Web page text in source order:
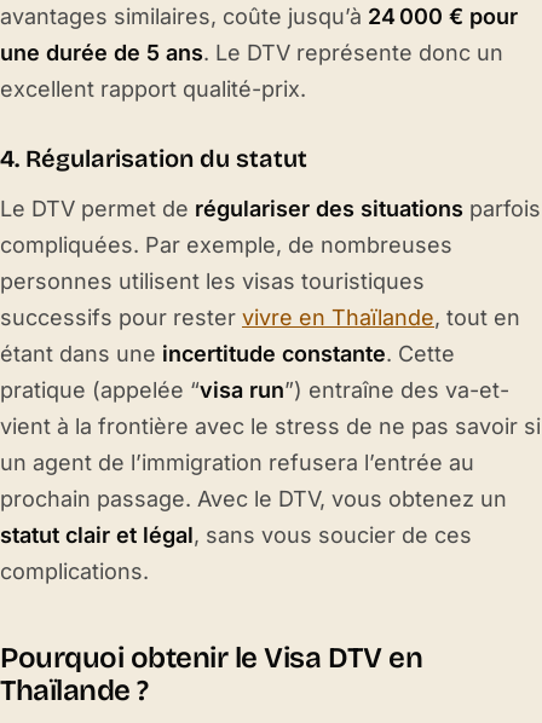
avantages similaires, coûte jusqu’à 24 000 € pour
une durée de 5 ans. Le DTV représente donc un
excellent rapport qualité-prix.
4. Régularisation du statut
Le DTV permet de régulariser des situations parfois
compliquées. Par exemple, de nombreuses
personnes utilisent les visas touristiques
successifs pour rester vivre en Thaïlande, tout en
étant dans une incertitude constante. Cette
pratique (appelée “visa run”) entraîne des va-et-
vient à la frontière avec le stress de ne pas savoir si
un agent de l’immigration refusera l’entrée au
prochain passage. Avec le DTV, vous obtenez un
statut clair et légal, sans vous soucier de ces
complications.
Pourquoi obtenir le Visa DTV en
Thaïlande ?